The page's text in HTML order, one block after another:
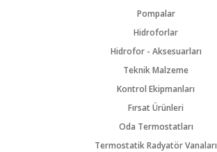
Pompalar
Hidroforlar
Hidrofor - Aksesuarları
Teknik Malzeme
Kontrol Ekipmanları
Fırsat Ürünleri
Oda Termostatları
Termostatik Radyatör Vanaları